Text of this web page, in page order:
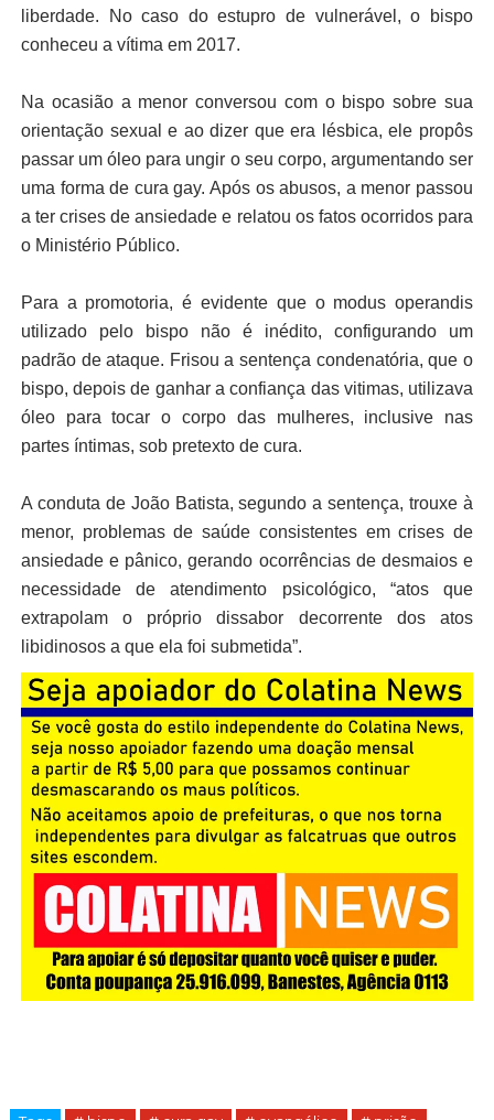
liberdade. No caso do estupro de vulnerável, o bispo
conheceu a vítima em 2017.
Na ocasião a menor conversou com o bispo sobre sua
orientação sexual e ao dizer que era lésbica, ele propôs
passar um óleo para ungir o seu corpo, argumentando ser
uma forma de cura gay. Após os abusos, a menor passou
a ter crises de ansiedade e relatou os fatos ocorridos para
o Ministério Público.
Para a promotoria, é evidente que o modus operandis
utilizado pelo bispo não é inédito, configurando um
padrão de ataque. Frisou a sentença condenatória, que o
bispo, depois de ganhar a confiança das vitimas, utilizava
óleo para tocar o corpo das mulheres, inclusive nas
partes íntimas, sob pretexto de cura.
A conduta de João Batista, segundo a sentença, trouxe à
menor, problemas de saúde consistentes em crises de
ansiedade e pânico, gerando ocorrências de desmaios e
necessidade de atendimento psicológico, “atos que
extrapolam o próprio dissabor decorrente dos atos
libidinosos a que ela foi submetida”.